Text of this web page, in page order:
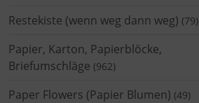
Restekiste (wenn weg dann weg) (79)
Papier, Karton, Papierblöcke,
Briefumschläge (962)
Paper Flowers (Papier Blumen) (49)